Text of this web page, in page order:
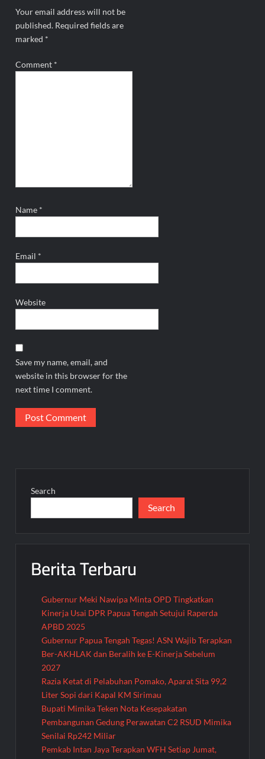
Your email address will not be
published. Required fields are
marked *
Comment *
Name *
Email *
Website
Save my name, email, and
website in this browser for the
next time I comment.
Search
Search
Berita Terbaru
Gubernur Meki Nawipa Minta OPD Tingkatkan
Kinerja Usai DPR Papua Tengah Setujui Raperda
APBD 2025
Gubernur Papua Tengah Tegas! ASN Wajib Terapkan
Ber-AKHLAK dan Beralih ke E-Kinerja Sebelum
2027
Razia Ketat di Pelabuhan Pomako, Aparat Sita 99,2
Liter Sopi dari Kapal KM Sirimau
Bupati Mimika Teken Nota Kesepakatan
Pembangunan Gedung Perawatan C2 RSUD Mimika
Senilai Rp242 Miliar
Pemkab Intan Jaya Terapkan WFH Setiap Jumat,